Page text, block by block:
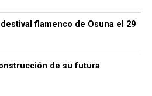
flamenco de Osuna el 29
de su futura